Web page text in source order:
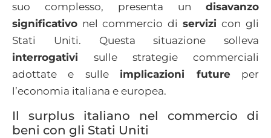
suo complesso, presenta un disavanzo
significativo nel commercio di servizicon gli
Stati Uniti. Questa situazione solleva
interrogativi sulle strategie commerciali
adottate e sulle implicazioni futureper
l’economia italiana e europea.​
Il surplus italiano nel commercio di
beni con gli Stati Uniti